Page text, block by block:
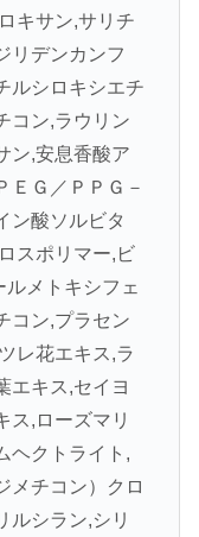
キサン,サリチ
リデンカンフ
ルシロキシエチ
コン,ラウリン
ン,安息香酸ア
ＥＧ／ＰＰＧ－
ン酸ソルビタ
スポリマー,ビ
メトキシフェ
コン,プラセン
レ花エキス,ラ
エキス,セイヨ
ス,ローズマリ
ヘクトライト,
メチコン）クロ
ルシラン,シリ